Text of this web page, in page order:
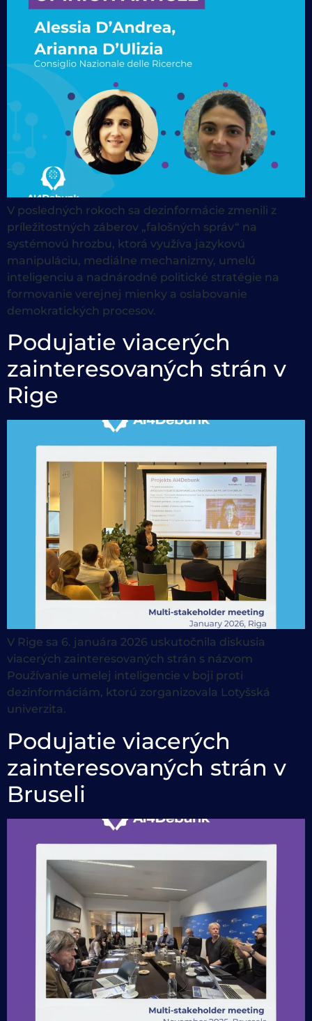
V posledných rokoch sa dezinformácie zmenili z
príležitostných záberov „falošných správ“ na
systémovú hrozbu, ktorá využíva jazykovú
manipuláciu, mediálne mechanizmy, umelú
inteligenciu a nadnárodné politické stratégie na
formovanie verejnej mienky a oslabovanie
demokratických procesov.
Podujatie viacerých
zainteresovaných strán v
Rige
V Rige sa 6. januára 2026 uskutočnila diskusia
viacerých zainteresovaných strán s názvom
Používanie umelej inteligencie v boji proti
dezinformáciám, ktorú zorganizovala Lotyšská
univerzita.
Podujatie viacerých
zainteresovaných strán v
Bruseli